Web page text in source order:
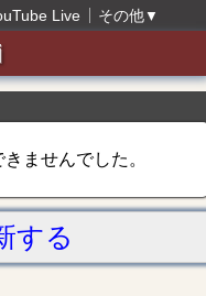
Live その他▼
ませんでした。
する